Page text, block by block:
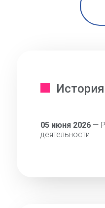
05 июня 2026—
деятельности